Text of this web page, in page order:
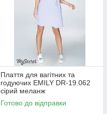
Плаття для вагітних та
годуючих EMILY DR-19.062
сірий меланж
Готово до відправки